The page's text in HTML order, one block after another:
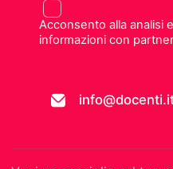
Acconsento alla analisi
informazioni con